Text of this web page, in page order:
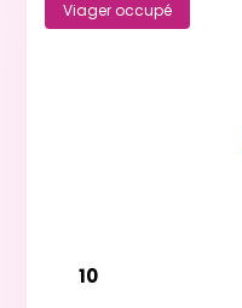
Viager occupé
10